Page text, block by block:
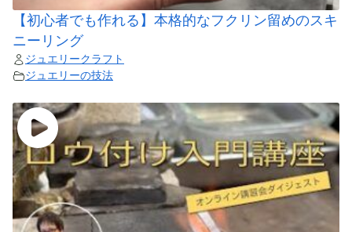
【初心者でも作れる】本格的なフクリン留めのスキ
ニーリング
ジュエリークラフト
ジュエリーの技法